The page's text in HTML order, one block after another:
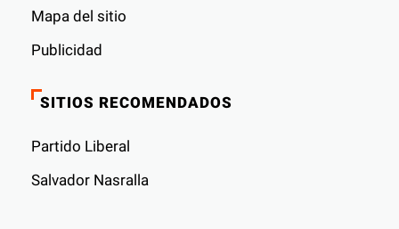
Mapa del sitio
Publicidad
SITIOS RECOMENDADOS
Partido Liberal
Salvador Nasralla